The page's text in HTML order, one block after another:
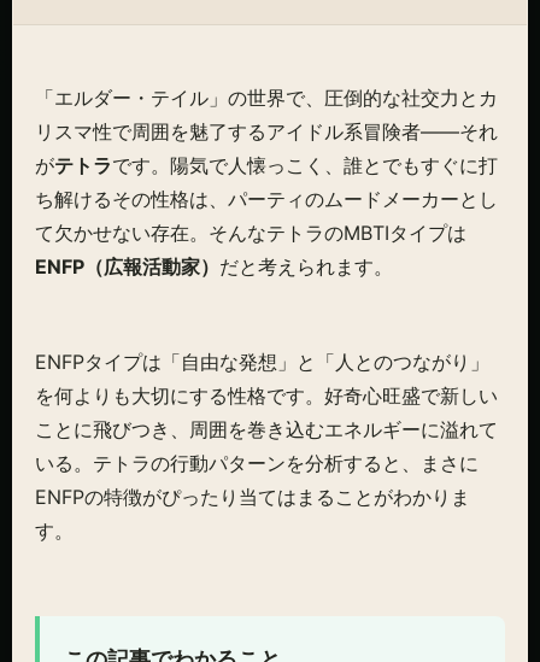
「エルダー・テイル」の世界で、圧倒的な社交力とカ
リスマ性で周囲を魅了するアイドル系冒険者――それ
がテトラです。陽気で人懐っこく、誰とでもすぐに打
ち解けるその性格は、パーティのムードメーカーとし
て欠かせない存在。そんなテトラのMBTIタイプは
ENFP（広報活動家） だと考えられます。
ENFPタイプは「自由な発想」と「人とのつながり」
を何よりも大切にする性格です。好奇心旺盛で新しい
ことに飛びつき、周囲を巻き込むエネルギーに溢れて
いる。テトラの行動パターンを分析すると、まさに
ENFPの特徴がぴったり当てはまることがわかりま
す。